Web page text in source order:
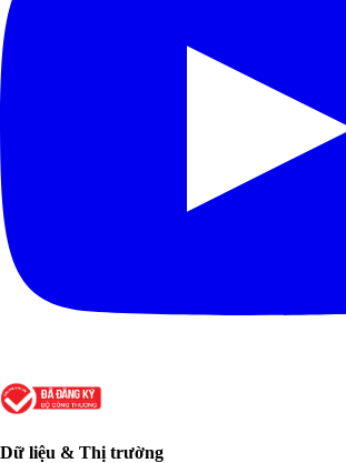
Dữ liệu & Thị trường